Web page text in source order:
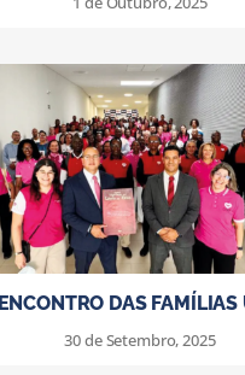
ENCONTRO DAS FAMÍLIAS
30 de Setembro, 2025